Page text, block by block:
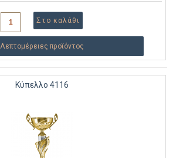
Λεπτομέρειες προϊόντος
Κύπελλο 4116